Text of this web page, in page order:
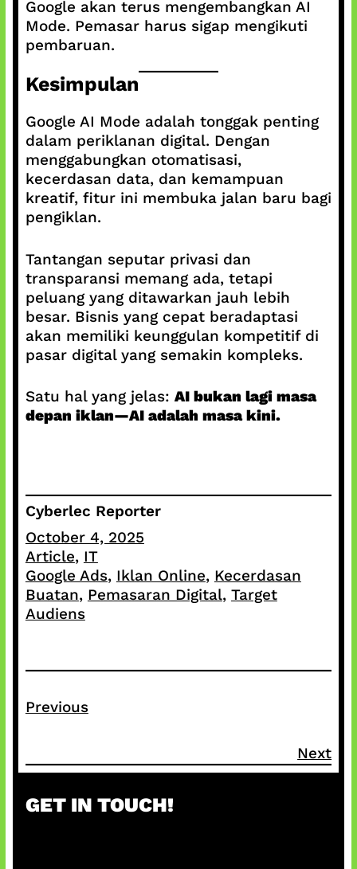
Google akan terus mengembangkan AI
Mode. Pemasar harus sigap mengikuti
pembaruan.
Kesimpulan
Google AI Mode adalah tonggak penting
dalam periklanan digital. Dengan
menggabungkan otomatisasi,
kecerdasan data, dan kemampuan
kreatif, fitur ini membuka jalan baru bagi
pengiklan.
Tantangan seputar privasi dan
transparansi memang ada, tetapi
peluang yang ditawarkan jauh lebih
besar. Bisnis yang cepat beradaptasi
akan memiliki keunggulan kompetitif di
pasar digital yang semakin kompleks.
Satu hal yang jelas: AI bukan lagi masa
depan iklan—AI adalah masa kini.
Cyberlec Reporter
October 4, 2025
Article, IT
Google Ads, Iklan Online, Kecerdasan
Buatan, Pemasaran Digital, Target
Audiens
Previous
Next
GET IN TOUCH!